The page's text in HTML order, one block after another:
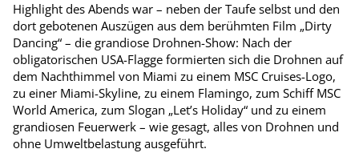
Highlight des Abends war – neben der Taufe selbst und den
dort gebotenen Auszügen aus dem berühmten Film „Dirty
Dancing“ – die grandiose Drohnen-Show: Nach der
obligatorischen USA-Flagge formierten sich die Drohnen auf
dem Nachthimmel von Miami zu einem MSC Cruises-Logo,
zu einer Miami-Skyline, zu einem Flamingo, zum Schiff MSC
World America, zum Slogan „Let’s Holiday“ und zu einem
grandiosen Feuerwerk – wie gesagt, alles von Drohnen und
ohne Umweltbelastung ausgeführt.